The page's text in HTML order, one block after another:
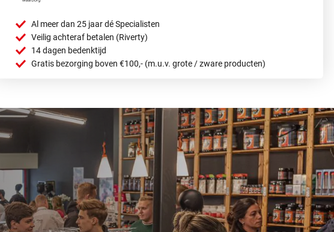
Al meer dan 25 jaar dé Specialisten
Veilig achteraf betalen (Riverty)
14 dagen bedenktijd
Gratis bezorging boven €100,- (m.u.v. grote / zware producten)